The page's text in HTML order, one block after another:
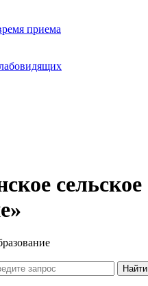
приема
сельское
Найти